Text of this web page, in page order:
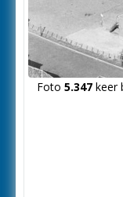
Foto 5.347keer